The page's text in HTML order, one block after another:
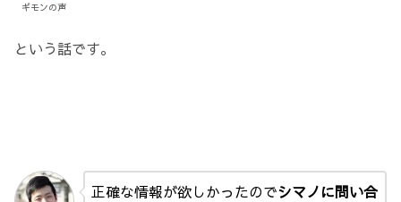
ギモンの声
という話です。
正確な情報が欲しかったのでシマノに問い合